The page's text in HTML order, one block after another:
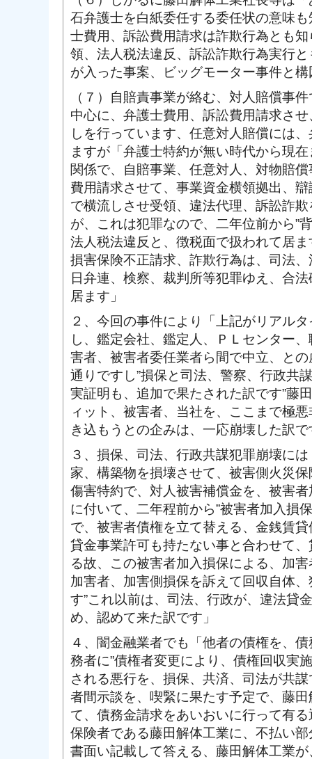
石弁護士を白紙委任する委任状の意味
士費用、訴訟費用請求は詐欺行為とも
領、法人税法違反、訴訟詐欺行為実行
が入った事案、ビッグモーター事件と
（７）自賠責事業が絡む、対人賠償事
中心に、弁護士費用、訴訟費用請求さ
しを行っています、任意対人賠償には
ますが「弁護士特約が無い時代から現
関係で、自賠事業、任意対人、対物賠
費用請求させて、事業資金横領拠出、
で横流しさせ受領、違法代理、訴訟詐
が、これは犯罪なので、二年位前から”
法人税法違反と、徴税面で扱われて居
損害保険不正請求、詐欺行為は、司法
日弁連、検察、裁判所等犯罪ゆえ、合
居ます」
２、今回の事件により「上記がリアル
し、鑑定会社、鑑定人、ＰＬセンター
害者、被害者委任業者ら間で中立、と
通りですし”損保と司法、警察、行政共
実証明も、追加で果たされた訳です”藤
ィット、被害者、当社を、ここまで極
き込もうとの企みは、一応崩壊した訳で
３、損保、司法、行政共謀犯罪崩壊に
家、構築物を損壊させて、被害側火災
傷害特約で、対人被害補償金を、被害
に付いて、二年程前から”被害者加入損
で、被害者債権を立て替える、金銭賃
貸金事業許可も持たない事と合わせて
る故、この被害者加入損保による、加
加害者、加害側損保を訴えて回収自体
す”これ以前は、司法、行政が、違法貸
め、認めて来た訳です」
４、闇金融業者でも「他者の債権を、
務者に”債権者変更により、債権回収実
される悪行を、損保、共済、司法が共
者間示談を、喫緊に果たす予定で、藤
て、債務金請求をあいおいに行って有
保険者である藤田解体工業に、不払い
書面い記載して答える、藤田解体工業